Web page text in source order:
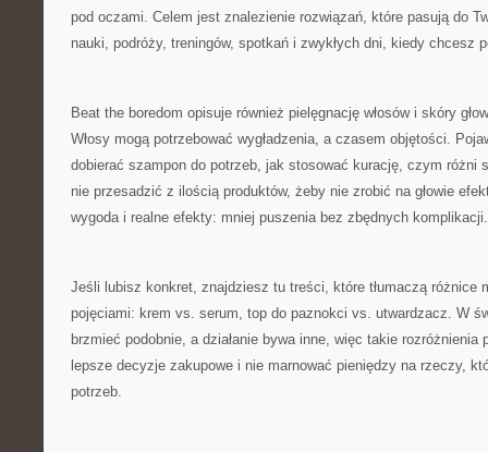
pod oczami. Celem jest znalezienie rozwiązań, które pasują do
nauki, podróży, treningów, spotkań i zwykłych dni, kiedy chcesz
Beat the boredom opisuje również pielęgnację włosów i skóry
Włosy mogą potrzebować wygładzenia, a czasem objętości.
dobierać szampon do potrzeb, jak stosować kurację, czym różni
nie przesadzić z ilością produktów, żeby nie zrobić na głowie
wygoda i realne efekty: mniej puszenia bez zbędnych komplikacji.
Jeśli lubisz konkret, znajdziesz tu treści, które tłumaczą różnice
pojęciami: krem vs. serum, top do paznokci vs. utwardzacz. W
brzmieć podobnie, a działanie bywa inne, więc takie rozróżnienia
lepsze decyzje zakupowe i nie marnować pieniędzy na rzeczy,
potrzeb.